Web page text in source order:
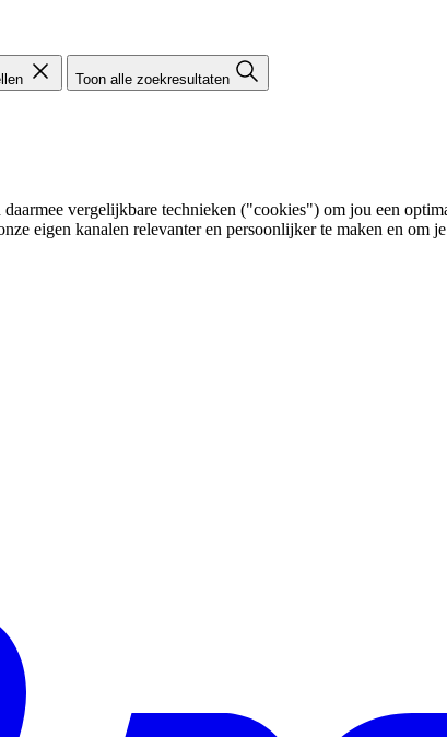
Toon alle zoekresultaten
vergelijkbare technieken ("cookies") om jou een
eigen kanalen relevanter en persoonlijker te maken en